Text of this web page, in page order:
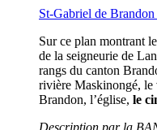
St-Gabriel de
Sur ce plan montrant
de la seigneurie de
rangs du canton
rivière Maskinongé,
Brandon, l’église, le